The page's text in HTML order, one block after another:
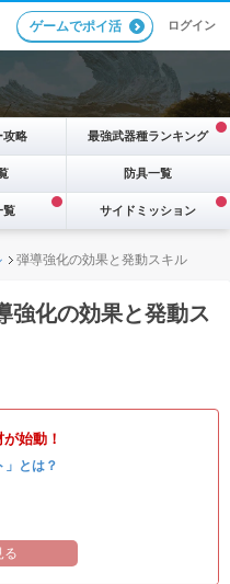
ゲームでポイ活 ログイン
攻略 最強武器種ランキング
防具一覧
覧 サイドミッション
弾導強化の効果と発動スキル
強化の効果と発動ス
始動！
」とは？
ネテス攻略
る